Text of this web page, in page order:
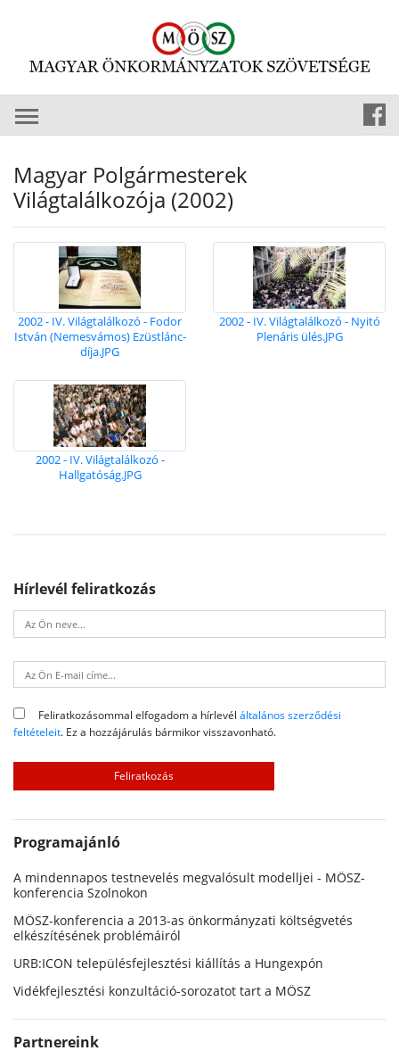
Magyar Polgármesterek
Világtalálkozója (2002)
2002 - IV. Világtalálkozó - Fodor
István (Nemesvámos) Ezüstlánc-
díja.JPG
2002 - IV. Világtalálkozó - Nyitó
Plenáris ülés.JPG
2002 - IV. Világtalálkozó -
Hallgatóság.JPG
Hírlevél feliratkozás
Feliratkozásommal elfogadom a hírlevél általános szerződési
feltételeit. Ez a hozzájárulás bármikor visszavonható.
Programajánló
A mindennapos testnevelés megvalósult modelljei - MÖSZ-
konferencia Szolnokon
MÖSZ-konferencia a 2013-as önkormányzati költségvetés
elkészítésének problémáiról
URB:ICON településfejlesztési kiállítás a Hungexpón
Vidékfejlesztési konzultáció-sorozatot tart a MÖSZ
Partnereink